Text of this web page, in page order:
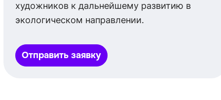
художников к дальнейшему развитию в
экологическом направлении.
Отправить заявку